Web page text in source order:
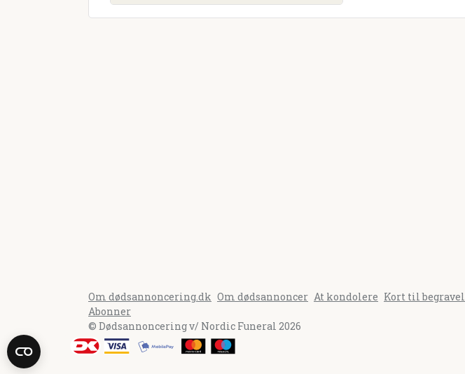
Om dødsannoncering.dk Om dødsannoncer At kondolere Kort til
Abonner
© Dødsannoncering v/ Nordic Funeral 2026